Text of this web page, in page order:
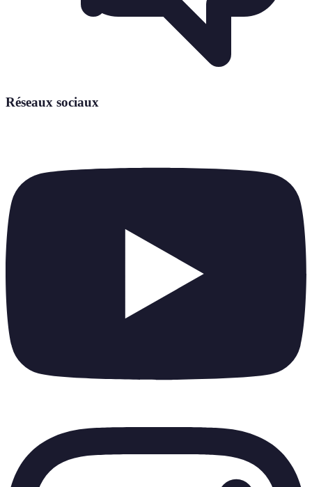
Réseaux sociaux